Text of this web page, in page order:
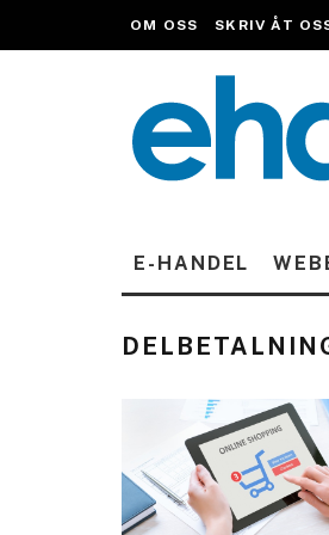
OM OSS SKRIV ÅT
E-HANDEL